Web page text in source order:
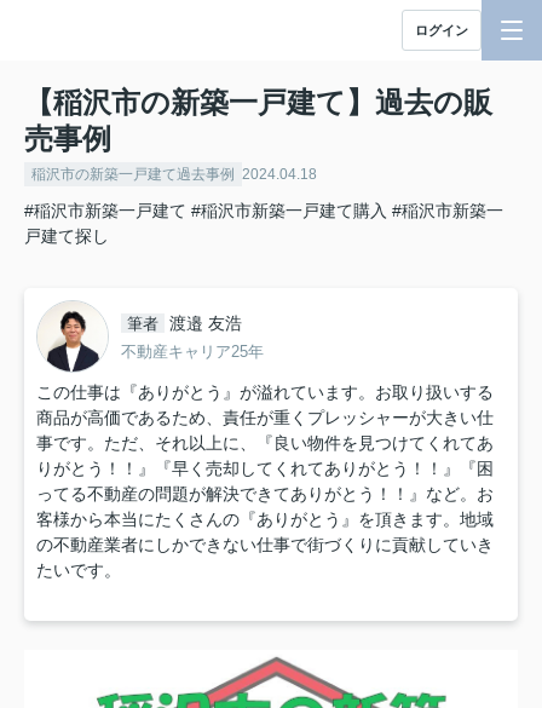
ログイン
【稲沢市の新築一戸建て】過去の販
売事例
稲沢市の新築一戸建て過去事例 2024.04.18
#稲沢市新築一戸建て #稲沢市新築一戸建て購入 #稲沢市新築一
戸建て探し
筆者 渡邉 友浩
不動産キャリア25年
この仕事は『ありがとう』が溢れています。お取り扱いする
商品が高価であるため、責任が重くプレッシャーが大きい仕
事です。ただ、それ以上に、『良い物件を見つけてくれてあ
りがとう！！』『早く売却してくれてありがとう！！』『困
ってる不動産の問題が解決できてありがとう！！』など。お
客様から本当にたくさんの『ありがとう』を頂きます。地域
の不動産業者にしかできない仕事で街づくりに貢献していき
たいです。